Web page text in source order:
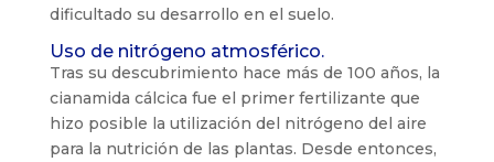
dificultado su desarrollo en el suelo.
Uso de nitrógeno atmosférico.
Tras su descubrimiento hace más de 100 años, la
cianamida cálcica fue el primer fertilizante que
hizo posible la utilización del nitrógeno del aire
para la nutrición de las plantas. Desde entonces,